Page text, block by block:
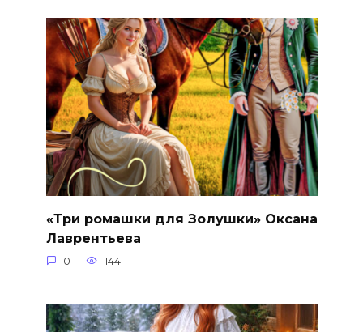
«Три ромашки для Золушки» Оксана
Лаврентьева
0 144